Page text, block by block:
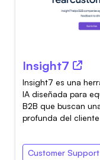
Insight7
Insight7 es una
IA diseñada para
B2B que buscan
profunda del
Customer Support